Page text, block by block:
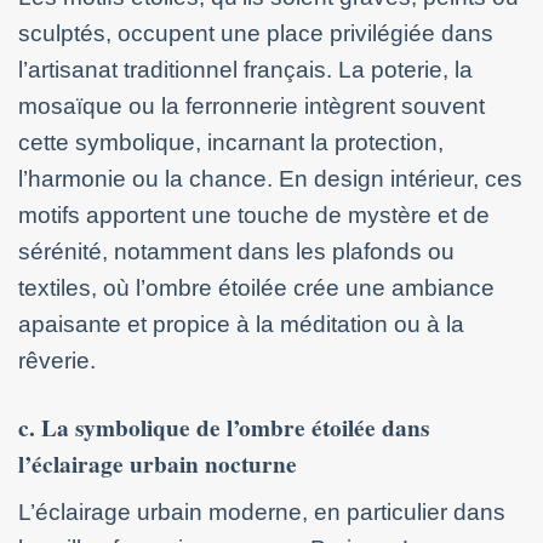
sculptés, occupent une place privilégiée dans
l’artisanat traditionnel français. La poterie, la
mosaïque ou la ferronnerie intègrent souvent
cette symbolique, incarnant la protection,
l’harmonie ou la chance. En design intérieur, ces
motifs apportent une touche de mystère et de
sérénité, notamment dans les plafonds ou
textiles, où l’ombre étoilée crée une ambiance
apaisante et propice à la méditation ou à la
rêverie.
c. La symbolique de l’ombre étoilée dans
l’éclairage urbain nocturne
L’éclairage urbain moderne, en particulier dans